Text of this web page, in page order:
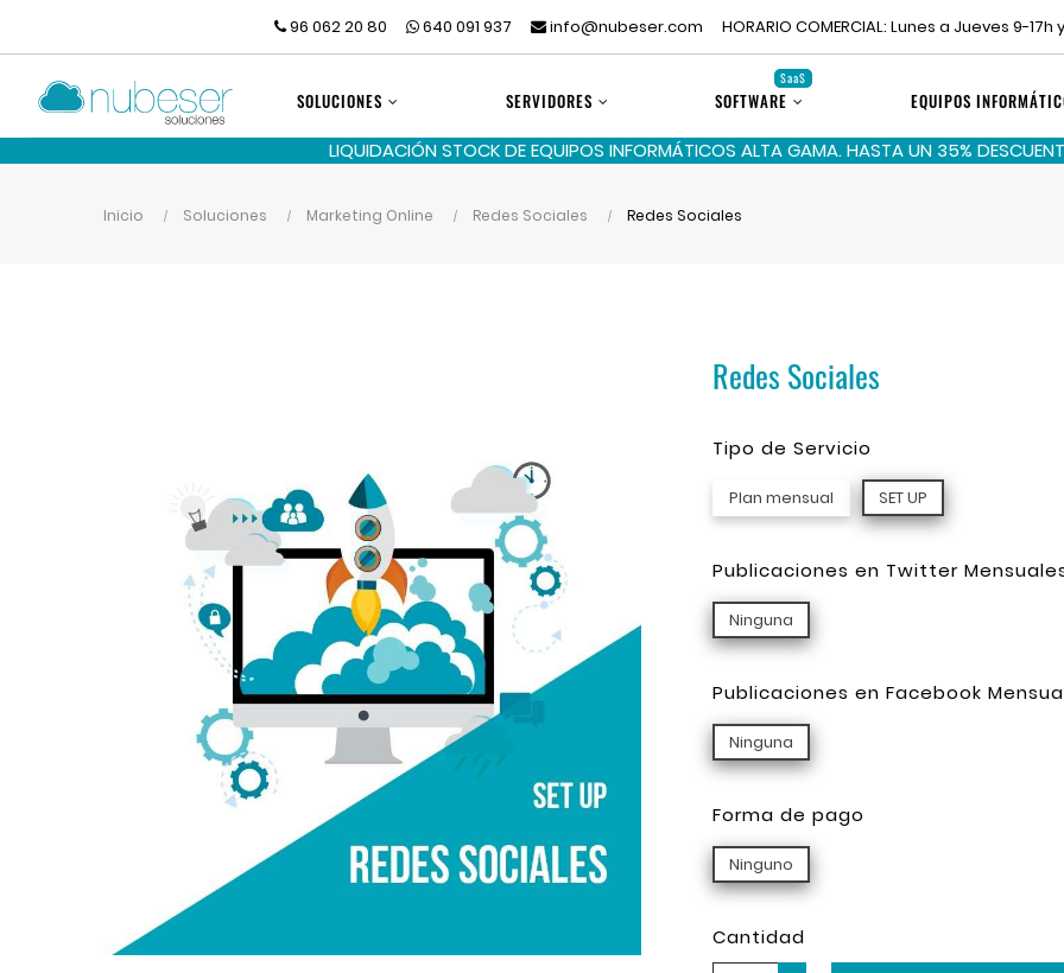
96 062 20 80 640 091 937 info@nubeser.com HORARIO COMERCIAL: Lunes a Jueves 9-17h
SOLUCIONES SERVIDORES SOFTWARE
SaaS
EQUIPOS
LIQUIDACIÓN STOCK DE EQUIPOS INFORMÁTICOS ALTA GAMA. HASTA UN 35%
Inicio Soluciones Marketing Online Redes Sociales Redes Sociales
Redes Sociales
Tipo de Servicio
Plan mensual SET UP
Publicaciones en Twitter
Ninguna
Publicaciones en Facebook
Ninguna
Forma de pago
Ninguno
Cantidad